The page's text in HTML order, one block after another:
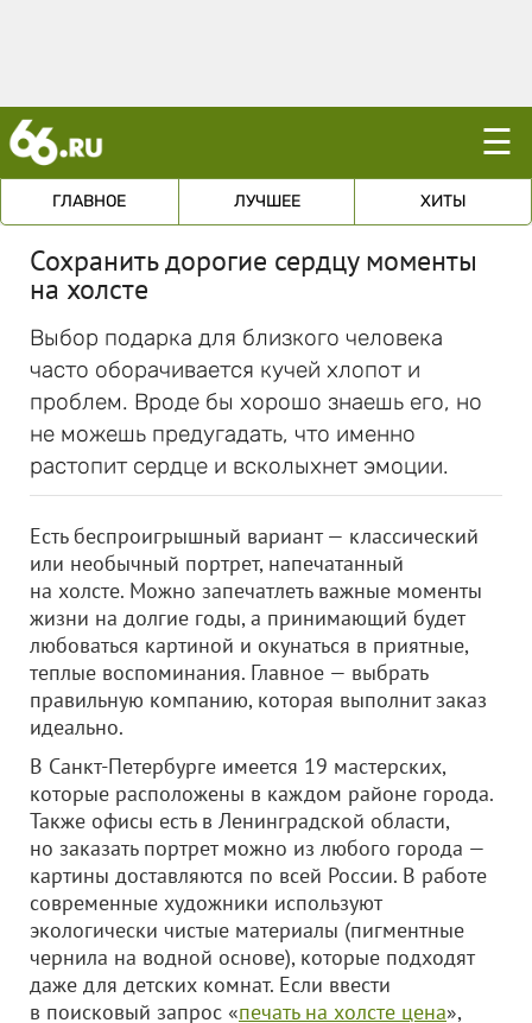
☰
ГЛАВНОЕ ЛУЧШЕЕ ХИТЫ
Сохранить дорогие сердцу моменты
на холсте
Выбор подарка для близкого человека
часто оборачивается кучей хлопот и
проблем. Вроде бы хорошо знаешь его, но
не можешь предугадать, что именно
растопит сердце и всколыхнет эмоции.
Есть беспроигрышный вариант — классический
или необычный портрет, напечатанный
на холсте. Можно запечатлеть важные моменты
жизни на долгие годы, а принимающий будет
любоваться картиной и окунаться в приятные,
теплые воспоминания. Главное — выбрать
правильную компанию, которая выполнит заказ
идеально.
В Санкт-Петербурге имеется 19 мастерских,
которые расположены в каждом районе города.
Также офисы есть в Ленинградской области,
но заказать портрет можно из любого города —
картины доставляются по всей России. В работе
современные художники используют
экологически чистые материалы (пигментные
чернила на водной основе), которые подходят
даже для детских комнат. Если ввести
в поисковый запрос «печать на холсте цена»,